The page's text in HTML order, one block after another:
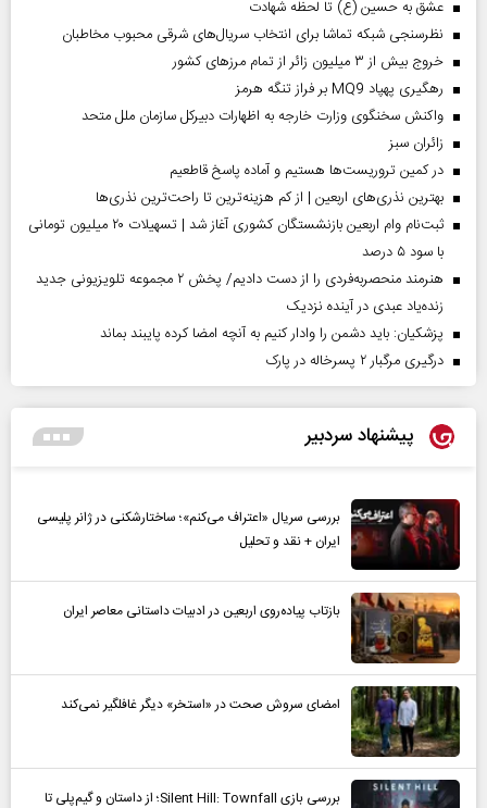
عشق به حسین (ع) تا لحظه شهادت
نظرسنجی شبکه تماشا برای انتخاب سریال‌های شرقی محبوب مخاطبان
خروج بیش از ۳ میلیون زائر از تمام مرز‌های کشور
رهگیری پهپاد MQ9 بر فراز تنگه هرمز
واکنش سخنگوی وزارت خارجه به اظهارات دبیرکل سازمان ملل متحد
‌زائران سبز
در کمین تروریست‌ها هستیم و آماده پاسخ قاطعیم
بهترین نذری‌های اربعین | از کم هزینه‌ترین تا راحت‌ترین نذری‌ها
ثبت‌نام وام اربعین بازنشستگان کشوری آغاز شد | تسهیلات ۲۰ میلیون تومانی
با سود ۵ درصد
هنرمند منحصر‌به‌فردی را از دست دادیم/ پخش ۲ مجموعه تلویزیونی جدید
زنده‌یاد عبدی در آینده نزدیک
پزشکیان: باید دشمن را وادار کنیم به آنچه امضا کرده پایبند بماند
درگیری مرگبار ۲ پسرخاله در پارک
پیشنهاد سردبیر
بررسی سریال «اعتراف می‌کنم»؛ ساختارشکنی در ژانر پلیسی
ایران + نقد و تحلیل
بازتاب پیاده‌روی اربعین در ادبیات داستانی معاصر ایران
امضای سروش صحت در «استخر» دیگر غافلگیر نمی‌کند
بررسی بازی Silent Hill: Townfall؛ از داستان و گیم‌پلی تا